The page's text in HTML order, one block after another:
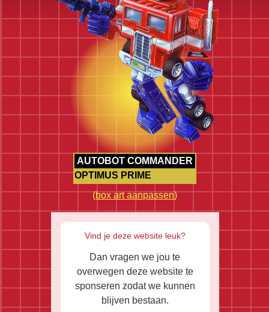
AUTOBOT COMMANDER
OPTIMUS PRIME
(box art aanpassen)
Vind je deze website leuk?
Dan vragen we jou te
overwegen deze website te
sponseren zodat we kunnen
blijven bestaan.